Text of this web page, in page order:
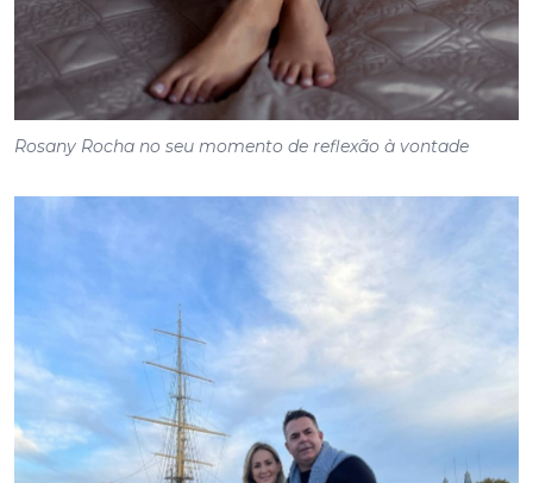
Rosany Rocha no seu momento de reflexão à vontade